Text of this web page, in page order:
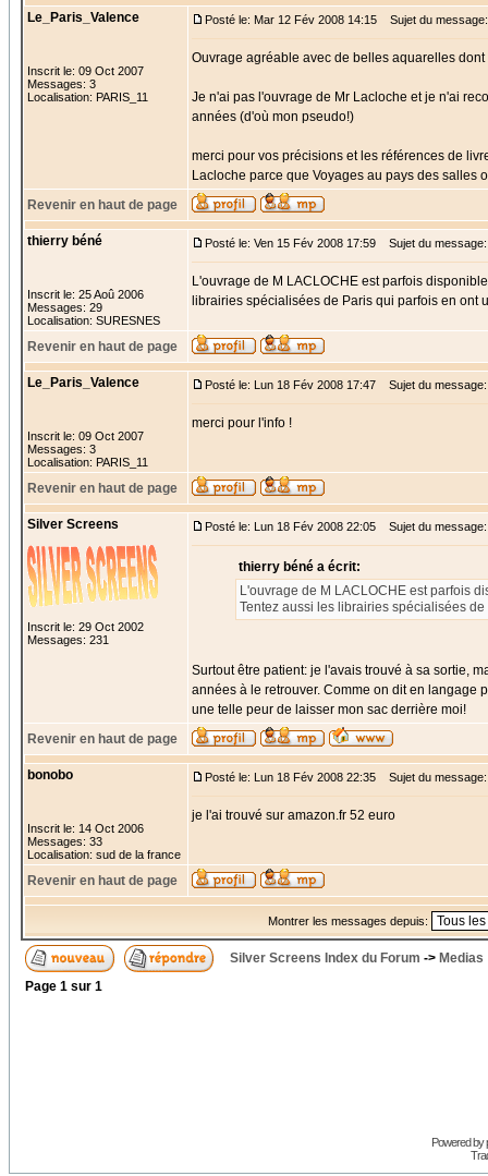
Le_Paris_Valence
Inscrit le: 09 Oct 2007
Messages: 3
Localisation: PARIS_11
Posté le: Mar 12 Fév 2008 14:15 Sujet du message:
Ouvrage agréable avec de belles aquarelles
Je n'ai pas l'ouvrage de Mr Lacloche et je n'ai
années (d'où mon pseudo!)
merci pour vos précisions et les références de
Lacloche parce que Voyages au pays des salles
Revenir en haut de page
thierry béné
Inscrit le: 25 Aoû 2006
Messages: 29
Localisation: SURESNES
Posté le: Ven 15 Fév 2008 17:59 Sujet du message:
L'ouvrage de M LACLOCHE est parfois
librairies spécialisées de Paris qui parfois en ont
Revenir en haut de page
Le_Paris_Valence
Inscrit le: 09 Oct 2007
Messages: 3
Localisation: PARIS_11
Posté le: Lun 18 Fév 2008 17:47 Sujet du message:
merci pour l'info !
Revenir en haut de page
Silver Screens
Inscrit le: 29 Oct 2002
Messages: 231
Posté le: Lun 18 Fév 2008 22:05 Sujet du message:
thierry béné a écrit:
L'ouvrage de M LACLOCHE est parfois
Tentez aussi les librairies spécialisées
Surtout être patient: je l'avais trouvé à sa sortie,
années à le retrouver. Comme on dit en langage
une telle peur de laisser mon sac derrière moi!
Revenir en haut de page
bonobo
Inscrit le: 14 Oct 2006
Messages: 33
Localisation: sud de la france
Posté le: Lun 18 Fév 2008 22:35 Sujet du message:
je l'ai trouvé sur amazon.fr 52 euro
Revenir en haut de page
Montrer les messages depuis:
Silver Screens Index du Forum -> Medias
Page 1 sur 1
Powered by